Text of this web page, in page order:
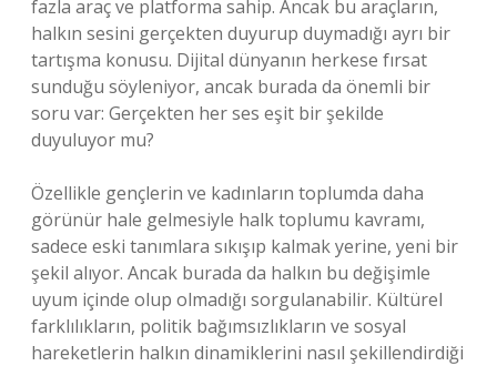
fazla araç ve platforma sahip. Ancak bu araçların,
halkın sesini gerçekten duyurup duymadığı ayrı bir
tartışma konusu. Dijital dünyanın herkese fırsat
sunduğu söyleniyor, ancak burada da önemli bir
soru var: Gerçekten her ses eşit bir şekilde
duyuluyor mu?
Özellikle gençlerin ve kadınların toplumda daha
görünür hale gelmesiyle halk toplumu kavramı,
sadece eski tanımlara sıkışıp kalmak yerine, yeni bir
şekil alıyor. Ancak burada da halkın bu değişimle
uyum içinde olup olmadığı sorgulanabilir. Kültürel
farklılıkların, politik bağımsızlıkların ve sosyal
hareketlerin halkın dinamiklerini nasıl şekillendirdiği